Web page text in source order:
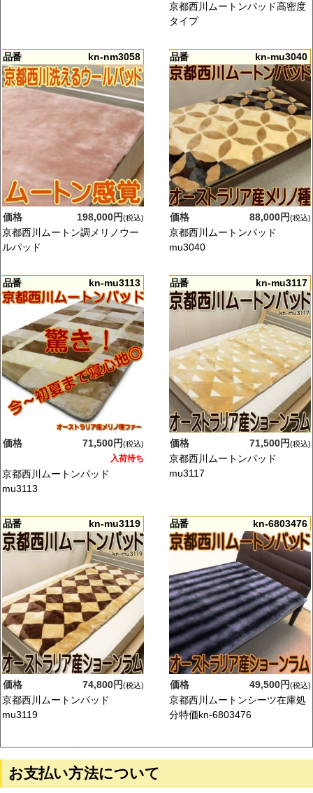
京都西川ムートンパッド高密度
タイプ
品番 kn-nm3058
価格 198,000円(税込)
京都西川ムートン調メリノウー
ルパッド
品番 kn-mu3040
価格 88,000円(税込)
京都西川ムートンパッド
mu3040
品番 kn-mu3113
価格 71,500円(税込)
入荷待ち
京都西川ムートンパッド
mu3113
品番 kn-mu3117
価格 71,500円(税込)
京都西川ムートンパッド
mu3117
品番 kn-mu3119
価格 74,800円(税込)
京都西川ムートンパッド
mu3119
品番 kn-6803476
価格 49,500円(税込)
京都西川ムートンシーツ在庫処
分特価kn-6803476
お支払い方法について